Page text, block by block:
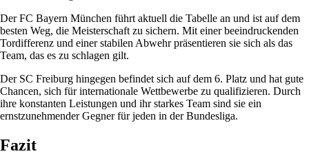
Der FC Bayern München führt aktuell die Tabelle an und ist auf dem
besten Weg, die Meisterschaft zu sichern. Mit einer beeindruckenden
Tordifferenz und einer stabilen Abwehr präsentieren sie sich als das
Team, das es zu schlagen gilt.
Der SC Freiburg hingegen befindet sich auf dem 6. Platz und hat gute
Chancen, sich für internationale Wettbewerbe zu qualifizieren. Durch
ihre konstanten Leistungen und ihr starkes Team sind sie ein
ernstzunehmender Gegner für jeden in der Bundesliga.
Fazit